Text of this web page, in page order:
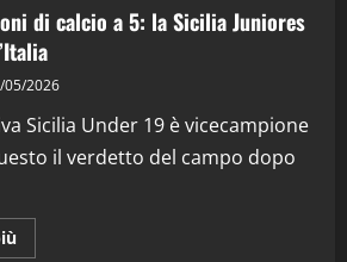
21/04/2026
in Podcast
in Podcast: 27^ Puntata
14 Aprile 2026)
15/04/2026
in Podcast
di calcio a 5: la Sicilia Juniores
05/2026
Sicilia Under 19 è vicecampione
il verdetto del campo dopo
informazioni